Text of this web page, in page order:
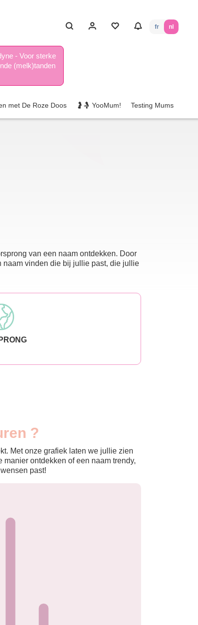
fr nl
- Voor sterke
(melk)tanden
met De Roze Doos 🤰🤱 YooMum! Testing Mums
van een naam ontdekken. Door
naam vinden die bij jullie past, die jullie
?
Met onze grafiek laten we jullie zien
ontdekken of een naam trendy,
past!